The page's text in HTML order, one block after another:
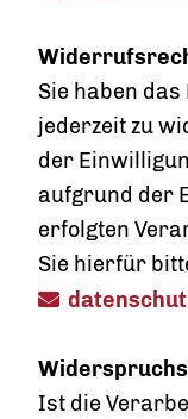
Sie haben
jederzeit zu
der
aufgrund der
erfolgten
Sie hierfür
Ist die